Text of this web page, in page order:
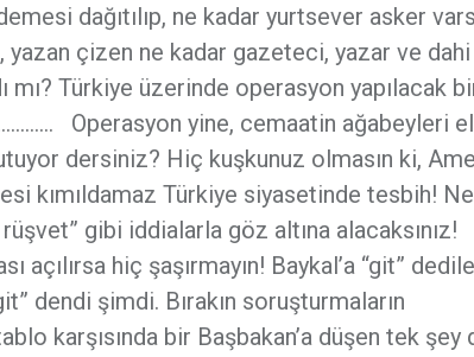
dağıtılıp, ne kadar yurtsever asker
yazan çizen ne kadar gazeteci, yazar ve dahi
Türkiye üzerinde operasyon yapılacak
Operasyon yine, cemaatin ağabeyleri
dersiniz? Hiç kuşkunuz olmasın ki,
kımıldamaz Türkiye siyasetinde tesbih! Ne
gibi iddialarla göz altına alacaksınız!
hiç şaşırmayın! Baykal’a “git”
dendi şimdi. Bırakın soruşturmaların
karşısında bir Başbakan’a düşen tek şey